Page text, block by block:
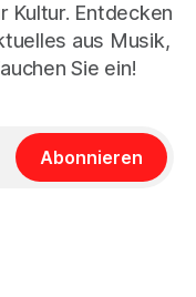
Kultur. Entdecken
aus Musik,
Sie ein!
Abonnieren